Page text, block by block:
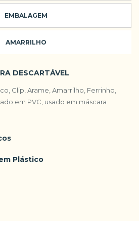
EMBALAGEM
AMARRILHO
DESCARTÁVEL
Clip, Arame, Amarrilho, Ferrinho,
em PVC, usado em máscara
Plástico